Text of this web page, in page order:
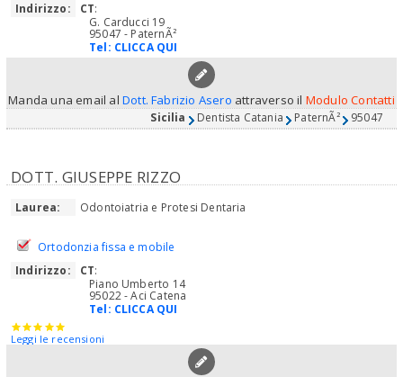
Indirizzo:
CT:
G. Carducci 19
95047 - PaternÃ²
Tel: CLICCA QUI
Manda una email al Dott. Fabrizio Asero attraverso il Modulo Contatti
Sicilia Dentista Catania PaternÃ² 95047
DOTT. GIUSEPPE RIZZO
Laurea: Odontoiatria e Protesi Dentaria
Ortodonzia fissa e mobile
Indirizzo:
CT:
Piano Umberto 14
95022 - Aci Catena
Tel: CLICCA QUI
Leggi le recensioni